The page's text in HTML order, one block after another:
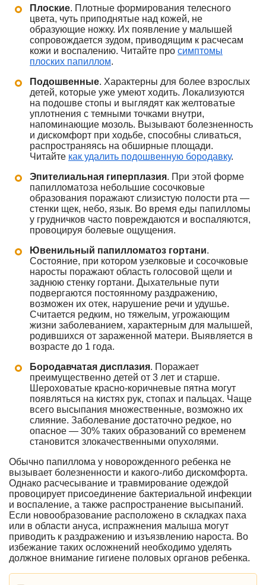
Плоские. Плотные формирования телесного
цвета, чуть приподнятые над кожей, не
образующие ножку. Их появление у малышей
сопровождается зудом, приводящим к расчесам
кожи и воспалению. Читайте про симптомы
плоских папиллом.
Подошвенные. Характерны для более взрослых
детей, которые уже умеют ходить. Локализуются
на подошве стопы и выглядят как желтоватые
уплотнения с темными точками внутри,
напоминающие мозоль. Вызывают болезненность
и дискомфорт при ходьбе, способны сливаться,
распространяясь на обширные площади.
Читайте как удалить подошвенную бородавку.
Эпителиальная гиперплазия. При этой форме
папилломатоза небольшие сосочковые
образования поражают слизистую полости рта —
стенки щек, небо, язык. Во время еды папилломы
у грудничков часто повреждаются и воспаляются,
провоцируя болевые ощущения.
Ювенильный папилломатоз гортани.
Состояние, при котором узелковые и сосочковые
наросты поражают область голосовой щели и
заднюю стенку гортани. Дыхательные пути
подвергаются постоянному раздражению,
возможен их отек, нарушение речи и удушье.
Считается редким, но тяжелым, угрожающим
жизни заболеванием, характерным для малышей,
родившихся от зараженной матери. Выявляется в
возрасте до 1 года.
Бородавчатая дисплазия. Поражает
преимущественно детей от 3 лет и старше.
Шероховатые красно-коричневые пятна могут
появляться на кистях рук, стопах и пальцах. Чаще
всего высыпания множественные, возможно их
слияние. Заболевание достаточно редкое, но
опасное — 30% таких образований со временем
становится злокачественными опухолями.
Обычно папиллома у новорожденного ребенка не
вызывает болезненности и какого-либо дискомфорта.
Однако расчесывание и травмирование одеждой
провоцирует присоединение бактериальной инфекции
и воспаление, а также распространение высыпаний.
Если новообразование расположено в складках паха
или в области ануса, испражнения малыша могут
приводить к раздражению и изъязвлению нароста. Во
избежание таких осложнений необходимо уделять
должное внимание гигиене половых органов ребенка.